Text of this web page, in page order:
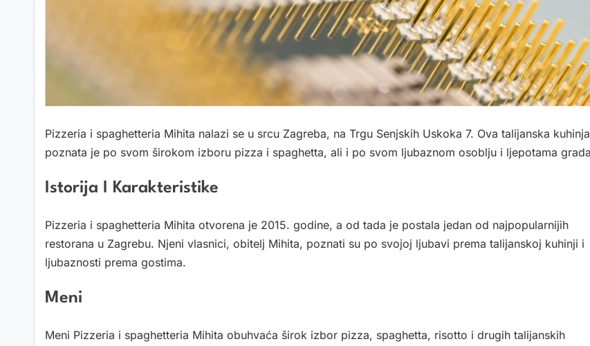
Pizzeria i spaghetteria Mihita nalazi se u srcu Zagreba, na Trgu Senjskih Uskoka 7. Ova talijanska kuhinja
poznata je po svom širokom izboru pizza i spaghetta, ali i po svom ljubaznom osoblju i ljepotama
Istorija I Karakteristike
Pizzeria i spaghetteria Mihita otvorena je 2015. godine, a od tada je postala jedan od najpopularnijih
restorana u Zagrebu. Njeni vlasnici, obitelj Mihita, poznati su po svojoj ljubavi prema talijanskoj kuhinji i
ljubaznosti prema gostima.
Meni
Meni Pizzeria i spaghetteria Mihita obuhvaća širok izbor pizza, spaghetta, risotto i drugih talijanskih